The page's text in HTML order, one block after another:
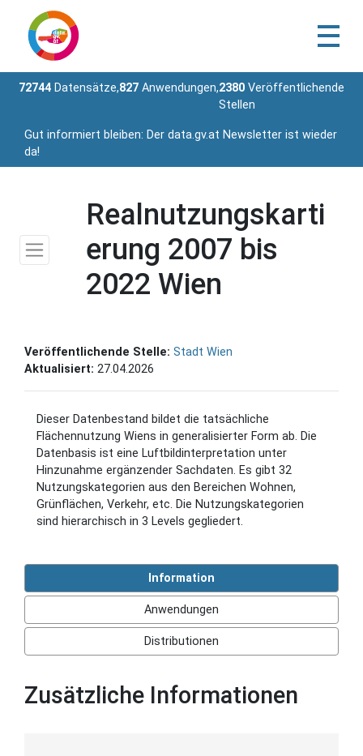
72744 Datensätze,827 Anwendungen,2380 Veröffentlichende
Stellen
Gut informiert bleiben: Der data.gv.at Newsletter ist wieder
da!
Realnutzungskarti
erung 2007 bis
2022 Wien
Veröffentlichende Stelle: Stadt Wien
Aktualisiert: 27.04.2026
Dieser Datenbestand bildet die tatsächliche
Flächennutzung Wiens in generalisierter Form ab. Die
Datenbasis ist eine Luftbildinterpretation unter
Hinzunahme ergänzender Sachdaten. Es gibt 32
Nutzungskategorien aus den Bereichen Wohnen,
Grünflächen, Verkehr, etc. Die Nutzungskategorien
sind hierarchisch in 3 Levels gegliedert.
Information
Anwendungen
Distributionen
Zusätzliche Informationen